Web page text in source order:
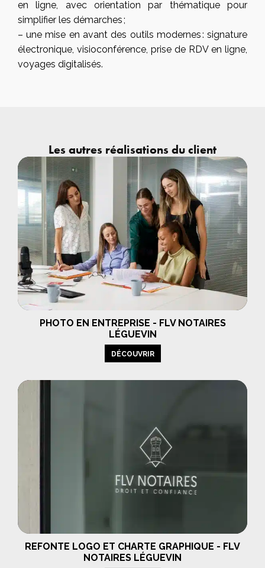
en ligne, avec orientation par thématique pour
simplifier les démarches ;
– une mise en avant des outils modernes : signature
électronique, visioconférence, prise de RDV en ligne,
voyages digitalisés.
Les autres réalisations du client
PHOTO EN ENTREPRISE - FLV NOTAIRES
LÉGUEVIN
DÉCOUVRIR
REFONTE LOGO ET CHARTE GRAPHIQUE - FLV
NOTAIRES LÉGUEVIN